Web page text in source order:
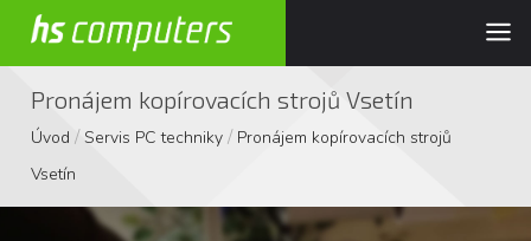
Pronájem kopírovacích strojů Vsetín
Úvod /Servis PC techniky / Pronájem kopírovacích strojů
Vsetín